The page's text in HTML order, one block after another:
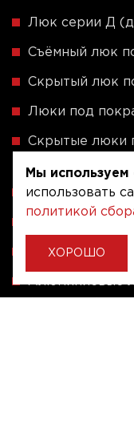
Люк серии Д
Съёмный люк
Скрытый люк
Люки под
Скрытые люки
Ревизионные
Рассчитать
Алюминиевые
Мы
использовать
политикой
ХОРОШО